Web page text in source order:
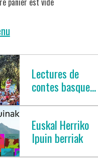
Lectures de
contes basques
Euskal Herriko
Ipuin berriak